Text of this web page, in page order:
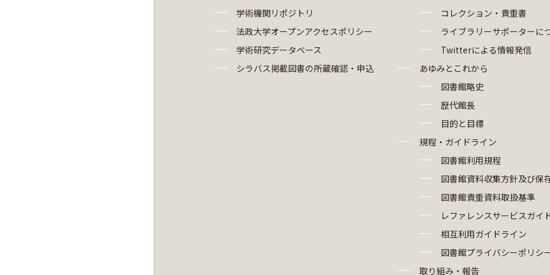
学術機関リポジトリ
法政大学オープンアクセスポリシー
学術研究データベース
シラバス掲載図書の所蔵確認・申込
コレクション・貴重書
ライブラリーサポーターに
Twitterによる情報発信
あゆみとこれから
図書館略史
歴代館長
目的と目標
規程・ガイドライン
図書館利用規程
図書館資料収集方針及び保
図書館貴重資料取扱基準
レファレンスサービスガイ
相互利用ガイドライン
図書館プライバシーポリシ
取り組み・報告